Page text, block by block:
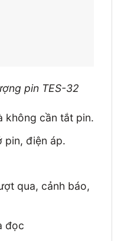
pin TES-32
không cần tắt pin.
điện áp.
qua, cảnh báo,
đọc